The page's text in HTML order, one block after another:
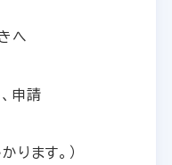
へ
申請
ります。）